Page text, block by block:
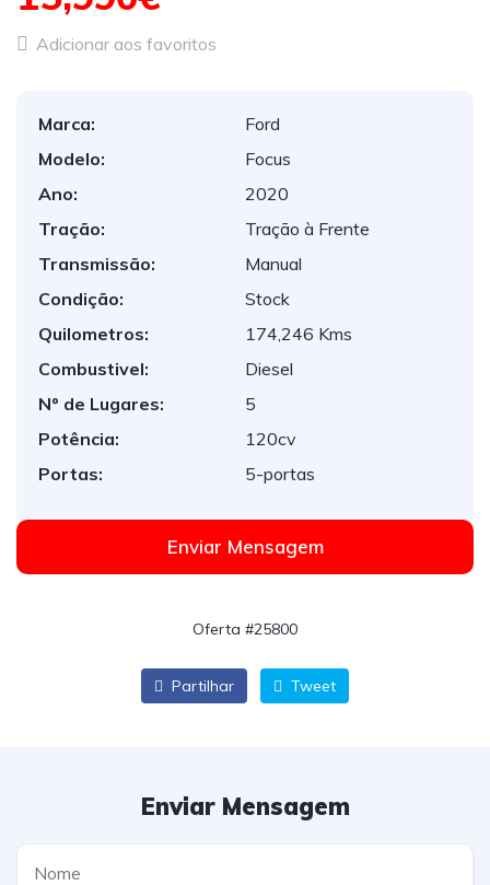
Adicionar aos favoritos
Marca:
Ford
Modelo:
Focus
Ano:
2020
Tração:
Tração à Frente
Transmissão:
Manual
Condição:
Stock
Quilometros:
174,246 Kms
Combustivel:
Diesel
Nº de Lugares:
5
Potência:
120cv
Portas:
5-portas
Enviar Mensagem
Oferta #25800
Partilhar Tweet
Enviar Mensagem